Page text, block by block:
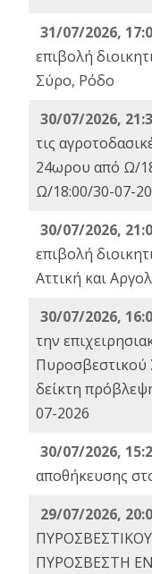
31/07/2026,
επιβολή
Σύρο, Ρόδο
30/07/2026,
τις
24ωρου από Ω/
Ω/18:00/30-07-
30/07/2026,
επιβολή
Αττική και
30/07/2026,
την
δείκτη
07-2026
30/07/2026,
αποθήκευσης
29/07/2026,
ΠΥΡΟΣΒΕΣΤΗ